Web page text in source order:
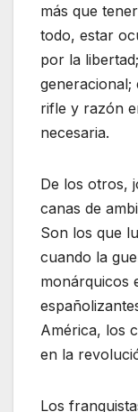
más que
todo, estar
por la
generacional;
rifle y razón
necesaria.
De los otros,
canas de
Son los que
cuando la
monárquicos
América, los
en la
Los